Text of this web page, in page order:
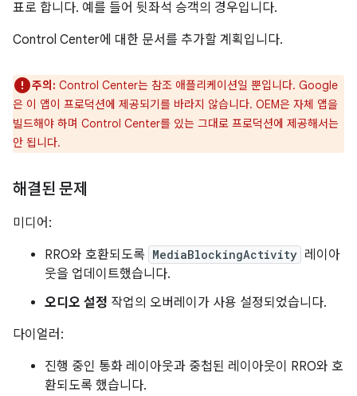
표로 합니다. 예를 들어 뒷좌석 승객의 경우입니다.
Control Center에 대한 문서를 추가할 계획입니다.
주의: Control Center는 참조 애플리케이션일 뿐입니다. Google
은 이 앱이 프로덕션에 제공되기를 바라지 않습니다. OEM은 자체 앱을
빌드해야 하며 Control Center를 있는 그대로 프로덕션에 제공해서는
안 됩니다.
해결된 문제
미디어:
RRO와 호환되도록 MediaBlockingActivity 레이아
웃을 업데이트했습니다.
오디오 설정 작업의 오버레이가 사용 설정되었습니다.
다이얼러:
진행 중인 통화 레이아웃과 중첩된 레이아웃이 RRO와 호
환되도록 했습니다.